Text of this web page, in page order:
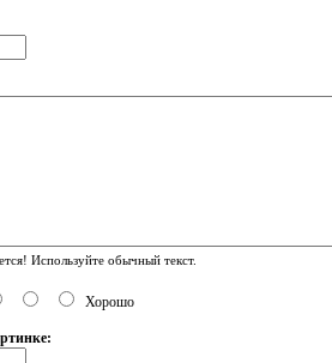
Используйте обычный текст.
Хорошо